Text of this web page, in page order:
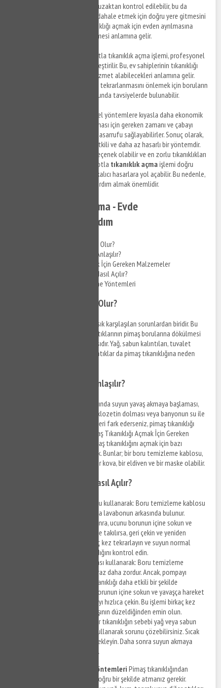
: Robotlar, uzaktan kontrol edilebilir, bu da
tesisatçının tıkalı borulara müdahale etmek için doğru yere gitmesini
sağlar. Bu, ev sahiplerinin tıkanıklığı açmak için evden ayrılmasına
gerek kalmadan hizmet alabilmesi anlamına gelir.
: Robotla tıkanıklık açma işlemi, profesyonel
tesisatçılar tarafından gerçekleştirilir. Bu, ev sahiplerinin tıkanıklığı
açmak için yüksek kaliteli bir hizmet alabilecekleri anlamına gelir.
Ayrıca, profesyoneller, sorunun tekrarlanmasını önlemek için boruların
temizlenmesi ve bakımı konusunda tavsiyelerde bulunabilir.
: Robotlar, geleneksel yöntemlere kıyasla daha ekonomik
bir seçenektir. Tıkanıklığın açılması için gereken zamanı ve çabayı
azaltarak, ev sahiplerine para tasarrufu sağlayabilirler. Sonuç olarak,
robotla tıkanıklık açma, hızlı, etkili ve daha az hasarlı bir yöntemdir.
Ev sahipleri için ekonomik bir seçenek olabilir ve en zorlu tıkanıklıkları
bile açabilirler. Ancak, eğer robotla tıkanıklık açma işlemi doğru
şekilde yapılmazsa, borularda kalıcı hasarlara yol açabilir. Bu nedenle,
profesyonel tesisatçılardan yardım almak önemlidir.
Pimaş Tıkanıklığı Açma - Evde
Yapabileceğiniz 5 Adım
Pimaş Tıkanıklığı Neden Olur?
Pimaş Tıkanıklığı Nasıl Anlaşılır?
Pimaş Tıkanıklığı Açmak İçin Gereken Malzemeler
Evde Pimaş Tıkanıklığı Nasıl Açılır?
Pimaş Tıkanıklığı Önleme Yöntemleri
Pimaş Tıkanıklığı Neden Olur?
, evlerde en sık karşılaşılan sorunlardan biridir. Bu
sorunun nedeni genellikle ev atıklarının pimaş borularına dökülmesi
ve zamanla boruların tıkanmasıdır. Yağ, sabun kalıntıları, tuvalet
kağıtları, kum, toprak ve diğer atıklar da pimaş tıkanıklığına neden
Pimaş Tıkanıklığı Nasıl Anlaşılır?
Pimaş tıkanıklığı belirtileri arasında suyun yavaş akmaya başlaması,
tuvaletin dolmaya başlaması, klozetin dolması veya banyonun su ile
dolması yer alır. Eğer bu belirtileri fark ederseniz, pimaş tıkanıklığı
olduğunu düşünebilirsiniz. Pimaş Tıkanıklığı Açmak İçin Gereken
Malzemeler Çiftehavuzlar Pimaş tıkanıklığını açmak için bazı
malzemelere ihtiyacınız olacak. Bunlar; bir boru temizleme kablosu,
pompası, bir kova, bir eldiven ve bir maske olabilir.
Evde Pimaş Tıkanıklığı Nasıl Açılır?
Boru temizleme kablosu kullanarak: Boru temizleme kablosu
genellikle tuvaletin veya lavabonun arkasında bulunur.
Kabloyu çıkarttıktan sonra, ucunu borunun içine sokun ve
ilerletin. Kablo engellere takılırsa, geri çekin ve yeniden
ilerletin. Bu işlemi birkaç kez tekrarlayın ve suyun normal
seviyede akmaya başladığını kontrol edin.
Boru temizleme pompası kullanarak: Boru temizleme
pompası ile çalışmak biraz daha zordur. Ancak, pompayı
kullanarak boruda ki tıkanıklığı daha etkili bir şekilde
açabilirsiniz. Pompayı borunun içine sokun ve yavaşça hareket
ettirin. Ardından pompayı hızlıca çekin. Bu işlemi birkaç kez
tekrarlayın ve suyun akışının düzeldiğinden emin olun.
Sıcak su kullanarak: Eğer tıkanıklığın sebebi yağ veya sabun
kalıntıları ise, sıcak su kullanarak sorunu çözebilirsiniz. Sıcak
suyu boruya dökün ve bekleyin. Daha sonra suyun akmaya
başladığını kontrol edin.
Pimaş Tıkanıklığı Önleme Yöntemleri Pimaş tıkanıklığından
korunmak için atık maddeleri doğru bir şekilde atmanız gerekir.